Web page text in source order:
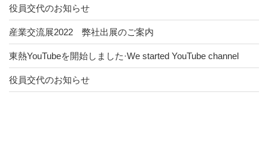
役員交代のお知らせ
産業交流展2022 弊社出展のご案内
東熱YouTubeを開始しました·We started YouTube channel
役員交代のお知らせ